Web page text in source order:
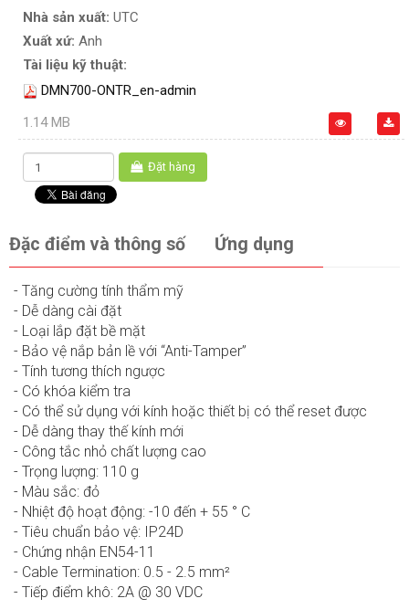
Nhà sản xuất: UTC
Xuất xứ: Anh
Tài liệu kỹ thuật:
DMN700-ONTR_en-admin
1.14 MB
Đặt hàng
Đặc điểm và thông số Ứng dụng
- Tăng cường tính thẩm mỹ
- Dễ dàng cài đặt
- Loại lắp đặt bề mặt
- Bảo vệ nắp bản lề với “Anti-Tamper”
- Tính tương thích ngược
- Có khóa kiểm tra
- Có thể sử dụng với kính hoặc thiết bị có thể reset được
- Dễ dàng thay thế kính mới
- Công tắc nhỏ chất lượng cao
- Trọng lượng: 110 g
- Màu sắc: đỏ
- Nhiệt độ hoạt động: -10 đến + 55 ° C
- Tiêu chuẩn bảo vệ: IP24D
- Chứng nhận EN54-11
- Cable Termination: 0.5 - 2.5 mm²
- Tiếp điểm khô: 2A @ 30 VDC